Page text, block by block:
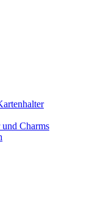
und Charms